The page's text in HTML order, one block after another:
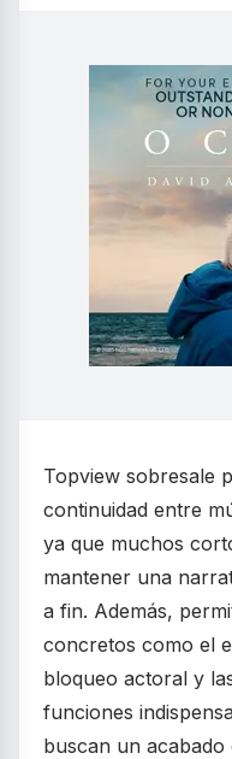
Topview sobresale
continuidad entre
ya que muchos
mantener una
a fin. Además,
concretos como el
bloqueo actoral y
funciones
buscan un acabado